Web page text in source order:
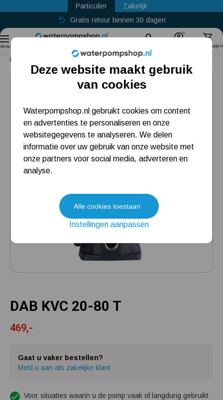
Particulier
Zakelijk
Gratis retour binnen 30 dagen
Winkelwagen
Hydrofoorpomp
Dompelpomp
Pompput
Meest gelezen blogs
Tuin besproeien? Lees hier welke tuinpomp u nodig heeft
Installatie van een beregenings- / hydrofoorpomp
Kelder / kruipruimte ondergelopen, wat nu?
DAB KVC 20-80 T
469,-
Gaat u vaker bestellen?
Meld u aan als zakelijke klant
Voor situaties waarin u de pomp vaak of langdurig gebruikt
Deze website maakt gebruik
van cookies
Waterpompshop.nl gebruikt cookies om content
en advertenties te personaliseren en onze
websitegegevens te analyseren. We delen
informatie over uw gebruik van onze website met
onze partners voor social media, adverteren en
analyse.
Alle cookies toestaan
Instellingen aanpassen